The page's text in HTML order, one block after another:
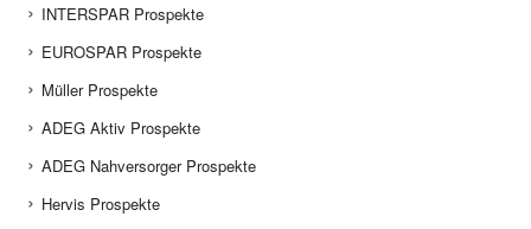
INTERSPAR Prospekte
EUROSPAR Prospekte
Müller Prospekte
ADEG Aktiv Prospekte
ADEG Nahversorger Prospekte
Hervis Prospekte